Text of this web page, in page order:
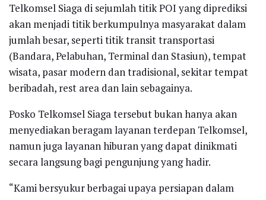
Telkomsel Siaga di sejumlah titik POI yang diprediksi
akan menjadi titik berkumpulnya masyarakat dalam
jumlah besar, seperti titik transit transportasi
(Bandara, Pelabuhan, Terminal dan Stasiun), tempat
wisata, pasar modern dan tradisional, sekitar tempat
beribadah, rest area dan lain sebagainya.
Posko Telkomsel Siaga tersebut bukan hanya akan
menyediakan beragam layanan terdepan Telkomsel,
namun juga layanan hiburan yang dapat dinikmati
secara langsung bagi pengunjung yang hadir.
“Kami bersyukur berbagai upaya persiapan dalam